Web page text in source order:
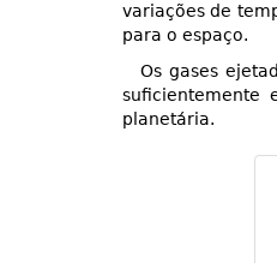
variações de
para o espaço.
Os gases
suficientemente
planetária.